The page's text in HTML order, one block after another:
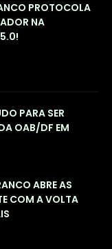
PROTOCOLA
NA
PARA SER
OAB/DF EM
ABRE AS
COM A VOLTA